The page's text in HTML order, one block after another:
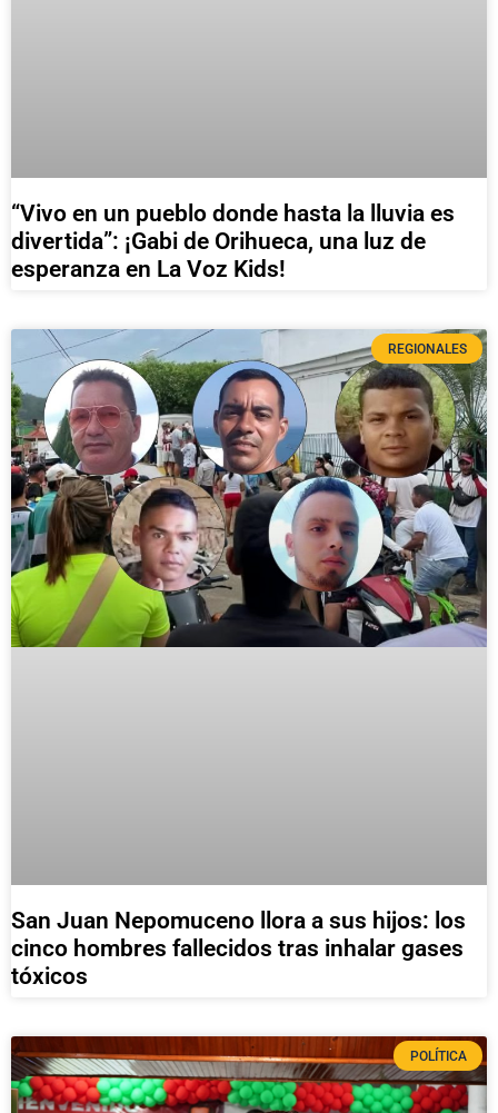
“Vivo en un pueblo donde hasta la lluvia es
divertida”: ¡Gabi de Orihueca, una luz de
esperanza en La Voz Kids!
REGIONALES
San Juan Nepomuceno llora a sus hijos: los
cinco hombres fallecidos tras inhalar gases
tóxicos
POLÍTICA